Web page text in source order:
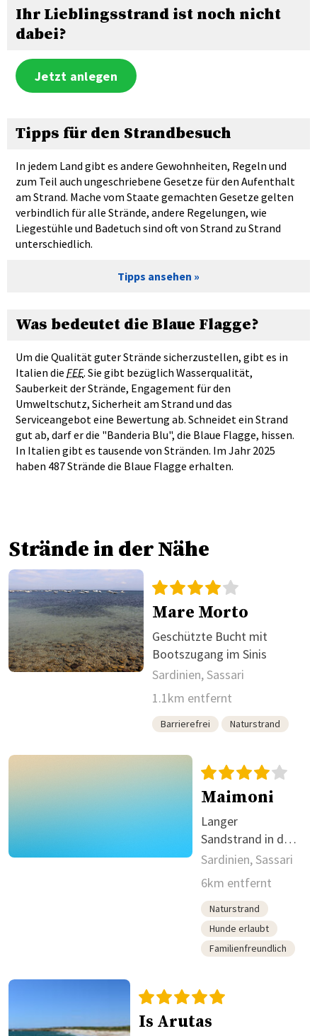
Ihr Lieblingsstrand ist noch nicht
dabei?
Jetzt anlegen
Tipps für den Strandbesuch
In jedem Land gibt es andere Gewohnheiten, Regeln und
zum Teil auch ungeschriebene Gesetze für den Aufenthalt
am Strand. Mache vom Staate gemachten Gesetze gelten
verbindlich für alle Strände, andere Regelungen, wie
Liegestühle und Badetuch sind oft von Strand zu Strand
unterschiedlich.
Tipps ansehen
Was bedeutet die Blaue Flagge?
Um die Qualität guter Strände sicherzustellen, gibt es in
Italien die FEE. Sie gibt bezüglich Wasserqualität,
Sauberkeit der Strände, Engagement für den
Umweltschutz, Sicherheit am Strand und das
Serviceangebot eine Bewertung ab. Schneidet ein Strand
gut ab, darf er die "Banderia Blu", die Blaue Flagge, hissen.
In Italien gibt es tausende von Stränden. Im Jahr 2025
haben 487 Strände die Blaue Flagge erhalten.
Strände in der Nähe
Mare Morto
Geschützte Bucht mit
Bootszugang im Sinis
Sardinien, Sassari
1.1km entfernt
Barrierefrei Naturstrand
Maimoni
Langer
Sandstrand in der
Sinis-Halbinsel mit
Parkzugang.
Sardinien, Sassari
6km entfernt
Naturstrand
Hunde erlaubt
Familienfreundlich
Is Arutas